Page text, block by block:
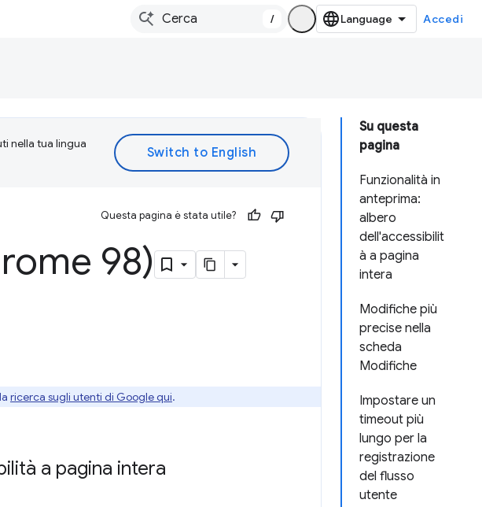
/ Accedi
Su questa
pagina
Funzionalità in
anteprima:
albero
dell'accessibilit
à a pagina
intera
Modifiche più
precise nella
scheda
Modifiche
Impostare un
timeout più
lungo per la
registrazione
del flusso
utente
nella tua lingua
Questa pagina è stata utile?
98)
ricerca sugli utenti di Google qui.
a pagina intera